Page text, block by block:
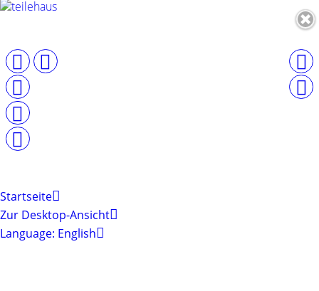
Startseite
Zur Desktop-Ansicht
Language: English